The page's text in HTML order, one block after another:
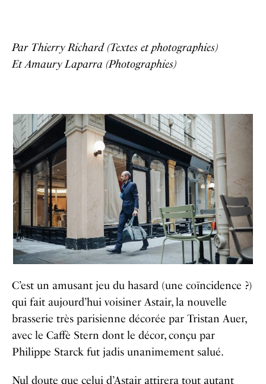
Par Thierry Richard (Textes et photographies)
Et Amaury Laparra (Photographies)
C’est un amusant jeu du hasard (une coïncidence ?)
qui fait aujourd’hui voisiner Astair, la nouvelle
brasserie très parisienne décorée par Tristan Auer,
avec le Caffè Stern dont le décor, conçu par
Philippe Starck fut jadis unanimement salué.
Nul doute que celui d’Astair attirera tout autant